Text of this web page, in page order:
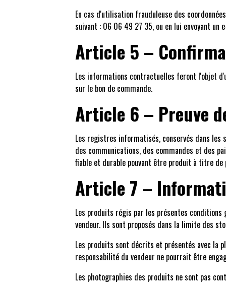
En cas d'utilisation frauduleuse des
suivant : 06 06 49 27 35, ou en lui envoyant
Article 5 –
Les informations contractuelles feront l'objet
sur le bon de commande.
Article 6 – Preuve
Les registres informatisés, conservés dans les
des communications, des commandes et des
fiable et durable pouvant être produit à titre de
Article 7 –
Les produits régis par les présentes
vendeur. Ils sont proposés dans la limite des
Les produits sont décrits et présentés avec la
responsabilité du vendeur ne pourrait être
Les photographies des produits ne sont pas